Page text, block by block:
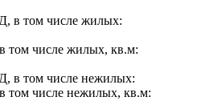
в том числе жилых:
числе жилых, кв.м:
в том числе нежилых:
числе нежилых, кв.м: